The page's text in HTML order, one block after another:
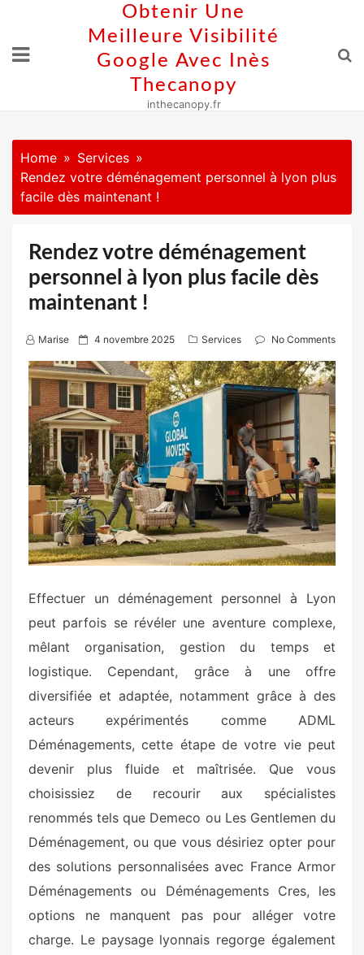
content
Obtenir Une
Meilleure Visibilité
Google Avec Inès
Thecanopy
inthecanopy.fr
Home
Services
Rendez votre déménagement personnel à lyon plus
facile dès maintenant !
Rendez votre déménagement
personnel à lyon plus facile dès
maintenant !
Marise
P
o
s
e
o
n
4 novembre 2025 Services No Comments
Effectuer un déménagement personnel à Lyon
peut parfois se révéler une aventure complexe,
mêlant organisation, gestion du temps et
logistique. Cependant, grâce à une offre
diversifiée et adaptée, notamment grâce à des
acteurs expérimentés comme ADML
Déménagements, cette étape de votre vie peut
devenir plus fluide et maîtrisée. Que vous
choisissiez de recourir aux spécialistes
renommés tels que Demeco ou Les Gentlemen du
Déménagement, ou que vous désiriez opter pour
des solutions personnalisées avec France Armor
Déménagements ou Déménagements Cres, les
options ne manquent pas pour alléger votre
charge. Le paysage lyonnais regorge également